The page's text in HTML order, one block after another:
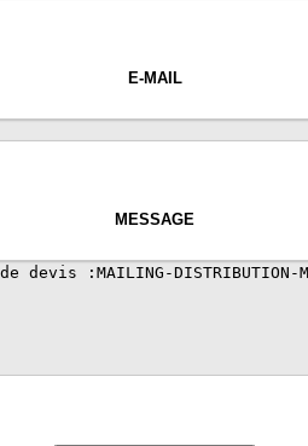
E-MAIL
MESSAGE